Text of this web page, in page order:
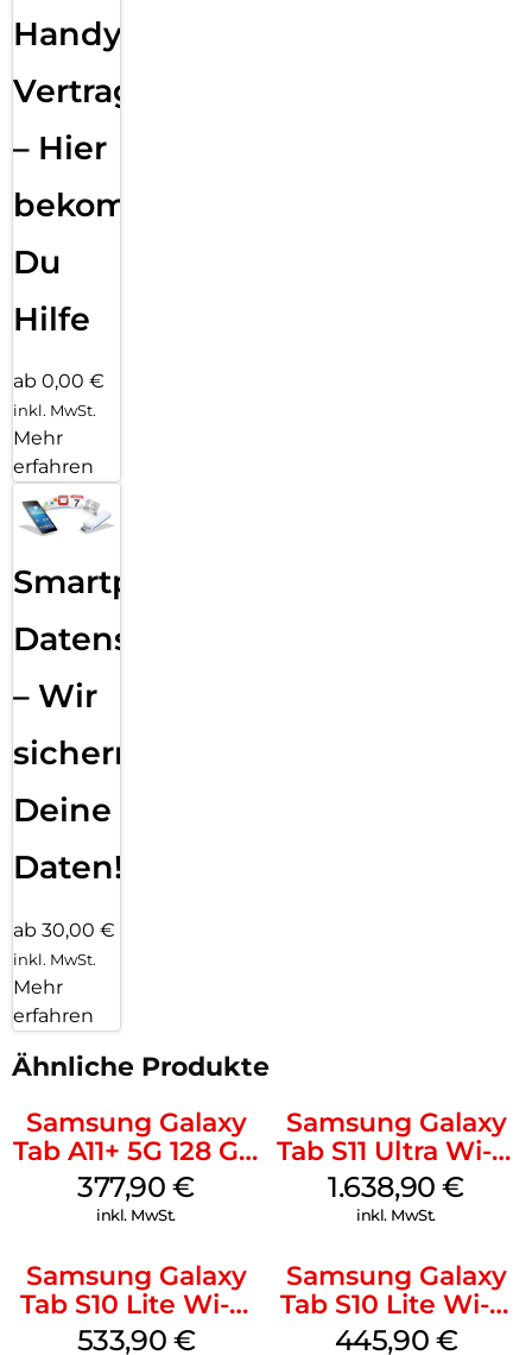
Handy
Vertragsabwicklung
– Hier
bekommst
Du
Hilfe
ab 0,00 €
inkl. MwSt.
Mehr
erfahren
Smartphone
Datensicherung
– Wir
sichern
Deine
Daten!
ab 30,00 €
inkl. MwSt.
Mehr
erfahren
Ähnliche Produkte
Samsung Galaxy
Tab A11+ 5G 128 GB
Silver
377,90€
inkl. MwSt.
Samsung Galaxy
Tab S11 Ultra Wi-Fi
512 GB Gray
1.638,90€
inkl. MwSt.
Samsung Galaxy
Tab S10 Lite Wi-Fi
256 GB Silver
533,90 €
Samsung Galaxy
Tab S10 Lite Wi-Fi
128 GB Gray
445,90 €